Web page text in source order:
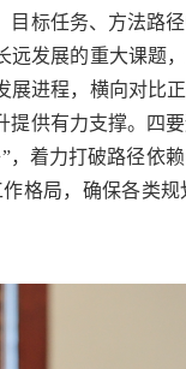
标任务、方法路
发展的重大课题
进程，横向对比
供有力支撑。四
着力打破路径依
格局，确保各类